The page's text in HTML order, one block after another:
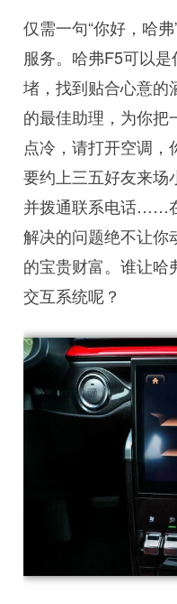
仅需一句“你好，哈
服务。哈弗F5可以
堵，找到贴合心意的
的最佳助理，为你把
点冷，请打开空调，
要约上三五好友来场
并拨通联系电话……
解决的问题绝不让你
的宝贵财富。谁让哈
交互系统呢？